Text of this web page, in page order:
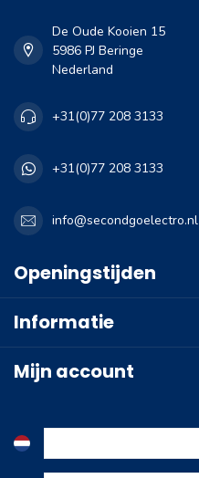
De Oude Kooien 15
5986 PJ Beringe
Nederland
+31(0)77 208 3133
+31(0)77 208 3133
info@secondgoelectro.nl
Openingstijden
Informatie
Mijn account